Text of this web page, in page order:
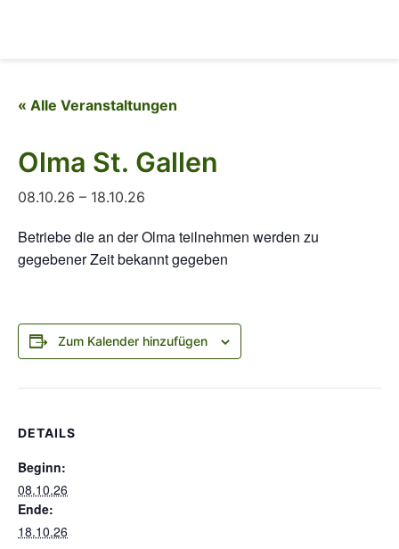
« Alle Veranstaltungen
Olma St. Gallen
08.10.26 – 18.10.26
Betriebe die an der Olma teilnehmen werden zu
gegebener Zeit bekannt gegeben
Zum Kalender hinzufügen
DETAILS
Beginn:
08.10.26
Ende:
18.10.26